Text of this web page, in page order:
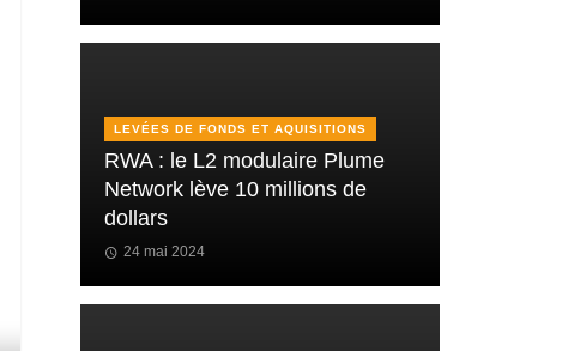
LEVÉES DE FONDS ET AQUISITIONS
RWA : le L2 modulaire Plume
Network lève 10 millions de
dollars
24 mai 2024